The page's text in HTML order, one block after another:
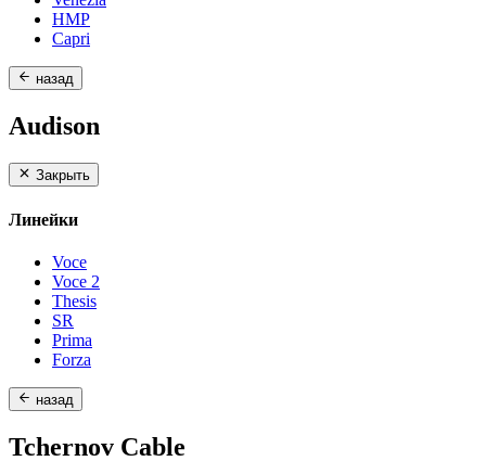
HMP
Capri
назад
Audison
Закрыть
Линейки
Voce
Voce 2
Thesis
SR
Prima
Forza
назад
Tchernov Cable